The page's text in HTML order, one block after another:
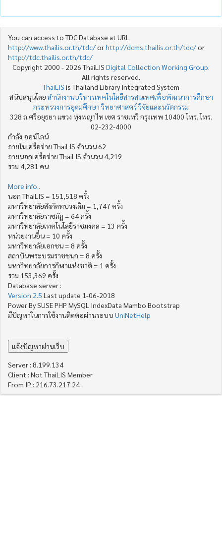
You can access to TDC Database at URL
http://www.thailis.or.th/tdc/orhttp://dcms.thailis.or.th/tdc/or
http://tdc.thailis.or.th/tdc/
Copyright 2000 - 2026 ThaiLIS Digital Collection Working Group
All rights reserved.
ThaiLIS is Thailand Library Integrated System
สนับสนุนโดย สำนักงานบริหารเทคโนโลยีสารสนเทศเพื่อพัฒนาการศึกษา
กระทรวงการอุดมศึกษา วิทยาศาสตร์ วิจัยและนวัตกรรม
328 ถ.ศรีอยุธยา แขวง ทุ่งพญาไท เขต ราชเทวี กรุงเทพ 10400 โทร. โทร.
02-232-4000
กำลัง ออน์ไลน์
ภายในเครือข่าย ThaiLIS จำนวน 62
ภายนอกเครือข่าย ThaiLIS จำนวน 4,219
รวม 4,281 คน
More info..
นอก ThaiLIS = 151,518 ครั้ง
มหาวิทยาลัยสังกัดทบวงเดิม = 1,747 ครั้ง
มหาวิทยาลัยราชภัฏ = 64 ครั้ง
มหาวิทยาลัยเทคโนโลยีราชมงคล = 13 ครั้ง
หน่วยงานอื่น = 10 ครั้ง
มหาวิทยาลัยเอกชน = 8 ครั้ง
สถาบันพระบรมราชชนก = 8 ครั้ง
มหาวิทยาลัยการกีฬาแห่งชาติ = 1 ครั้ง
รวม 153,369 ครั้ง
Database server :
Version 2.5 Last update 1-06-2018
Power By SUSE PHP MySQL IndexData Mambo Bootstrap
มีปัญหาในการใช้งานติดต่อผ่านระบบ UniNetHelp
Server : 8.199.134
Client : Not ThaiLIS Member
From IP : 216.73.217.24